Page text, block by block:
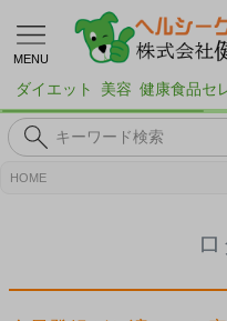
MENU
ダイエット 美容 健康食品セ
HOME